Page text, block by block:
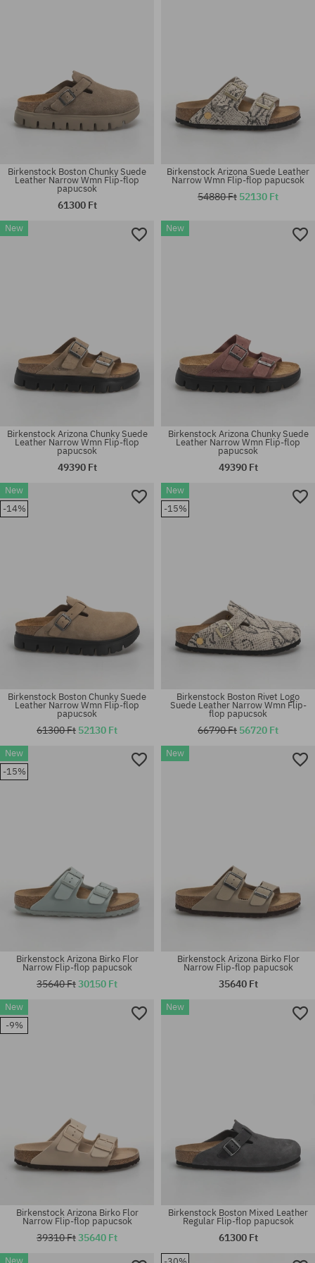
Elérhető méretek:
Elérhető méretek:
Elérhető méretek:
36; 37; 38; 39; 40; 41
Birkenstock Boston Chunky Suede
Leather Narrow Wmn Flip-flop
papucsok
61300 Ft
Elérhető méretek:
37; 38; 39; 40; 41
Birkenstock Arizona Suede Leather
Narrow Wmn Flip-flop papucsok
54880 Ft 52130 Ft
New
Elérhető méretek:
37; 39; 41
Birkenstock Arizona Chunky Suede
Leather Narrow Wmn Flip-flop
papucsok
49390 Ft
New
Elérhető méretek:
36; 37; 38; 39; 40; 41
Birkenstock Arizona Chunky Suede
Leather Narrow Wmn Flip-flop
papucsok
49390 Ft
New
-14%
Elérhető méretek:
36; 37; 38; 39; 40; 41
Birkenstock Boston Chunky Suede
Leather Narrow Wmn Flip-flop
papucsok
61300 Ft 52130 Ft
New
-15%
Elérhető méretek:
Birkenstock Boston Rivet Logo
Suede Leather Narrow Wmn Flip-
flop papucsok
66790 Ft 56720 Ft
New
-15%
Birkenstock Arizona Birko Flor
Narrow Flip-flop papucsok
35640 Ft30150 Ft
New
Birkenstock Arizona Birko Flor
Narrow Flip-flop papucsok
35640 Ft
New
-9%
Birkenstock Arizona Birko Flor
Narrow Flip-flop papucsok
39310 Ft35640 Ft
New
Birkenstock Boston Mixed Leather
Regular Flip-flop papucsok
61300 Ft